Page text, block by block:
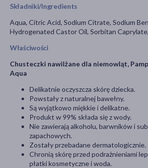
Składniki/Ingredients
Aqua, Citric Acid, Sodium Citrate, Sodium
Hydrogenated Castor Oil, Sorbitan
Właściwości
Chusteczki nawilżane dla niemowląt,
Aqua
Delikatnie oczyszcza skórę dziecka.
Powstały z naturalnej bawełny.
Są wyjątkowo miękkie i delikatne.
Produkt w 99% składa się z wody.
Nie zawierają alkoholu, barwników i
zapachowych.
Zostały przebadane dermatologicznie.
Chronią skórę przed podrażnieniami
płatki kosmetyczne i woda.